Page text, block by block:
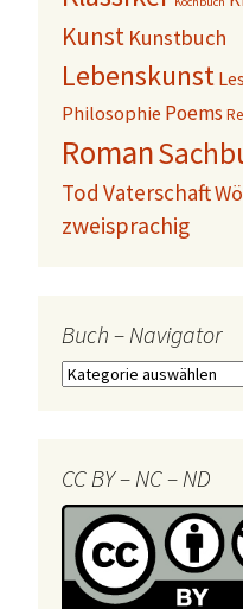
Kunst Kunstbuch
Lebenskunst
Philosophie Poems
Roman
Tod Vaterschaft
zweisprachig
Buch – Navigator
Buch
CC BY – NC – ND